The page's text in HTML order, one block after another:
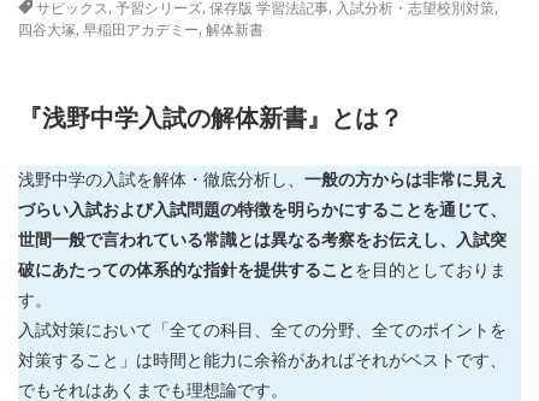
サピックス , 予習シリーズ, 保存版 学習法記事, 入試分析・志望校別対策,
四谷大塚, 早稲田アカデミー, 解体新書
『浅野中学入試の解体新書』とは？
浅野中学の入試を解体・徹底分析し、 一般の方からは非常に見え
づらい入試および入試問題の特徴を明らかにすることを通じて、
世間一般で言われている常識とは異なる考察をお伝えし、入試突
破にあたっての体系的な指針を提供すること を目的としておりま
す。
入試対策において「全ての科目、全ての分野、全てのポイントを
対策すること」は時間と能力に余裕があればそれがベストです、
でもそれはあくまでも理想論です。
タグ
早稲田アカデミー 英進館 中学受験算数
学習相談への回答 コベツバradio（音声コンテンツ）
各No(ナンバー)についての話 ケアレスミス
SAPIXマンスリー確認/復習テスト SAPIX組分けテスト